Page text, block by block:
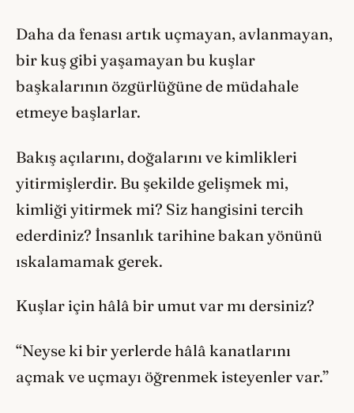
Daha da fenası artık uçmayan, avlanmayan,
bir kuş gibi yaşamayan bu kuşlar
başkalarının özgürlüğüne de müdahale
etmeye başlarlar.
Bakış açılarını, doğalarını ve kimlikleri
yitirmişlerdir. Bu şekilde gelişmek mi,
kimliği yitirmek mi? Siz hangisini tercih
ederdiniz? İnsanlık tarihine bakan yönünü
ıskalamamak gerek.
Kuşlar için hâlâ bir umut var mı dersiniz?
“Neyse ki bir yerlerde hâlâ kanatlarını
açmak ve uçmayı öğrenmek isteyenler var.”